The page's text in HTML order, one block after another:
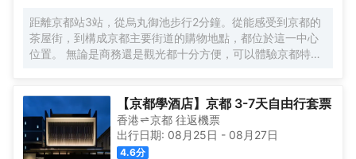
距離京都站3站，從烏丸御池步行2分鐘。從能感受到京都的
茶屋街，到構成京都主要街道的購物地點，都位於這一中心
位置。 無論是商務還是觀光都十分方便，可以體驗京都特有
鳥丸酒店的設施，讓您在長期旅居中也能很好地度過，為您
的旅途增添色彩。 酒店於餐廳棟提供以京都家常菜為主、日
式西式融合的自助餐。您可以品嚐到由時令食材帶來的最天
然的味道。
【京都學酒店】京都 3-7天自由行套票
香港 京都 往返機票
出行日期: 08月25日 - 08月27日
4.6分